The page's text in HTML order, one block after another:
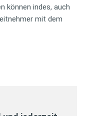
können indes, auch
mit dem